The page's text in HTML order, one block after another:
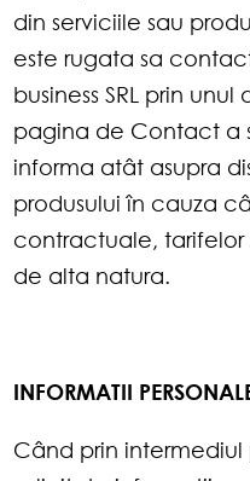
din serviciile sau
este rugata sa
business SRL prin
pagina de Contact a
informa atât asupra
produsului în cauza
contractuale, tarifelor
de alta natura.
INFORMATII
Când prin intermediul